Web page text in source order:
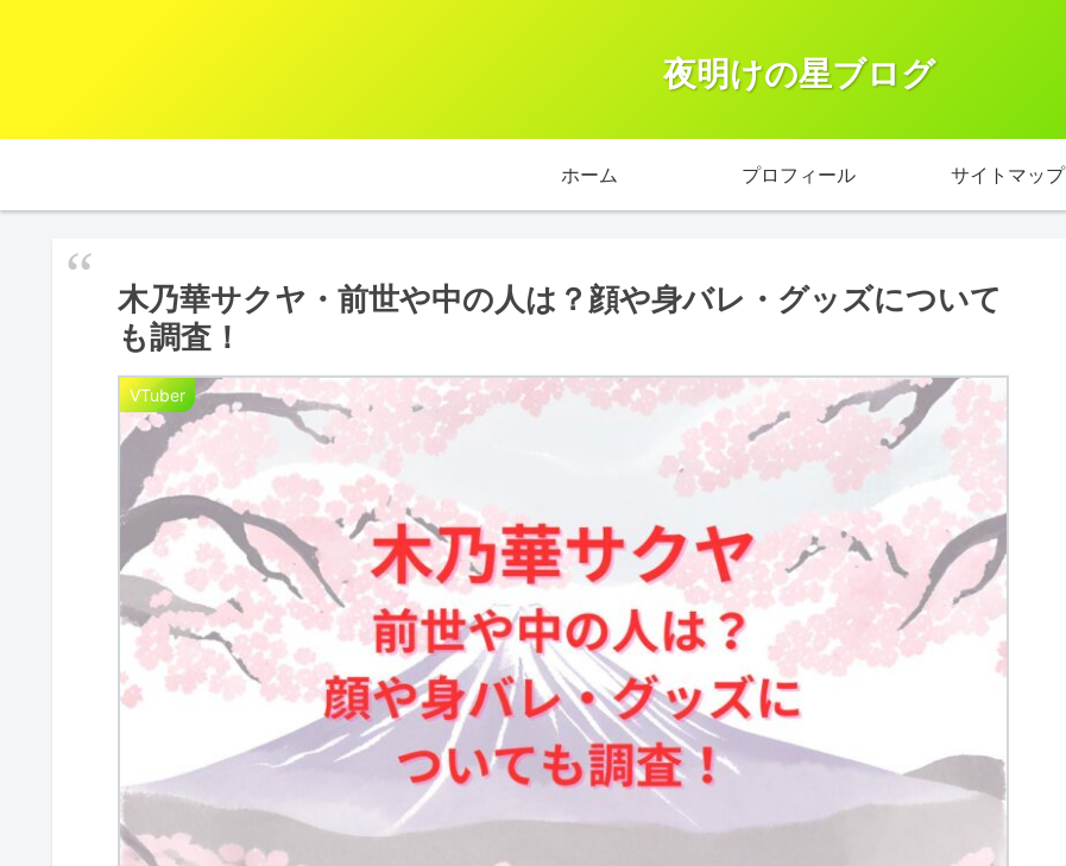
夜明けの星ブログ
ホーム プロフィール サイトマップ
木乃華サクヤ・前世や中の人は？顔や身バレ・グッズについて
も調査！
VTuber